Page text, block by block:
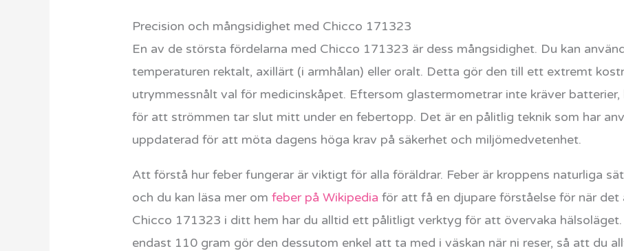
Precision och mångsidighet med Chicco 171323
En av de största fördelarna med Chicco 171323 är dess mångsidighet. Du kan
temperaturen rektalt, axillärt (i armhålan) eller oralt. Detta gör den till ett extremt
utrymmessnålt val för medicinskåpet. Eftersom glastermometrar inte kräver
för att strömmen tar slut mitt under en febertopp. Det är en pålitlig teknik som har
uppdaterad för att möta dagens höga krav på säkerhet och miljömedvetenhet.
Att förstå hur feber fungerar är viktigt för alla föräldrar. Feber är kroppens naturliga
och du kan läsa mer omfeber på Wikipedia för att få en djupare förståelse för när
Chicco 171323 i ditt hem har du alltid ett pålitligt verktyg för att övervaka
endast 110 gram gör den dessutom enkel att ta med i väskan när ni reser, så att du